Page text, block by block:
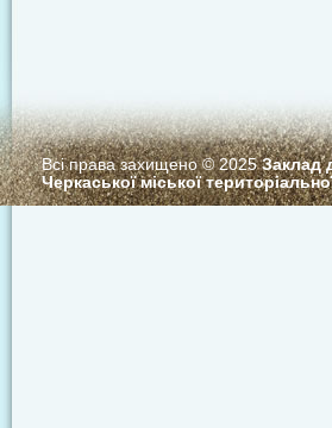
Всі права захищено © 2025Заклад
Черкаської міської